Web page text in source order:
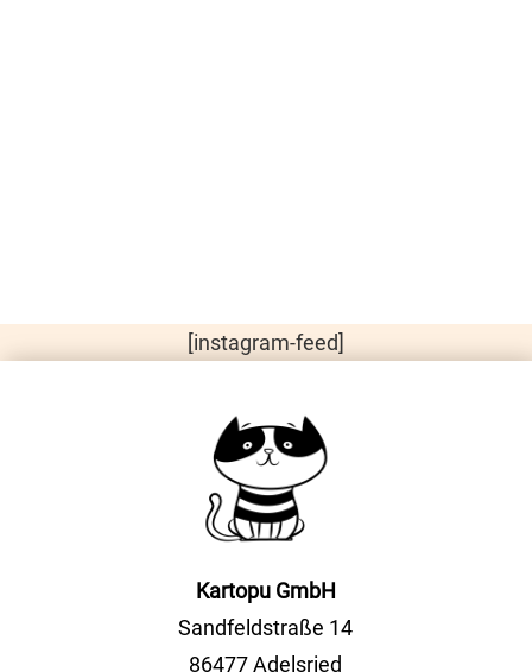
[instagram-feed]
Kartopu GmbH
Sandfeldstraße 14
86477 Adelsried